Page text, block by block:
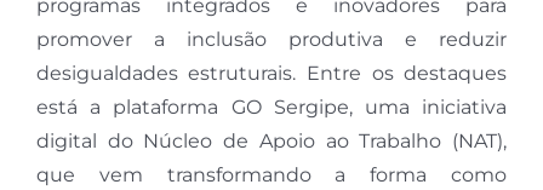
programas integrados e inovadores para
promover a inclusão produtiva e reduzir
desigualdades estruturais. Entre os destaques
está a plataforma GO Sergipe, uma iniciativa
digital do Núcleo de Apoio ao Trabalho (NAT),
que vem transformando a forma como